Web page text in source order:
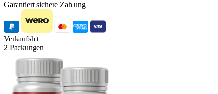
Garantiert sichere Zahlung
Verkaufshit
2 Packungen